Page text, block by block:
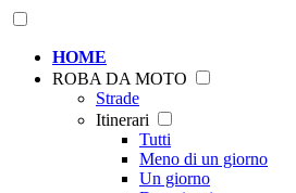
HOME
ROBA DA MOTO
Strade
Itinerari
Tutti
Meno di un giorno
Un giorno